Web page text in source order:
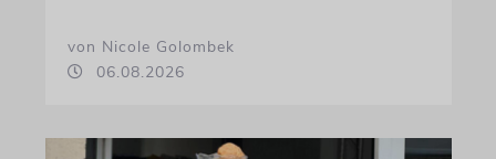
von Nicole Golombek
06.08.2026